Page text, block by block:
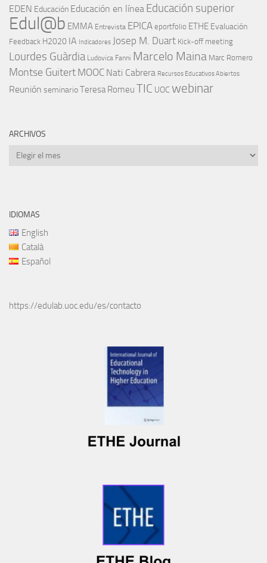
EDEN Educación Educación en línea Educación superior
Edul@b EMMA Entrevista EPICA eportfolio ETHE Evaluación
Feedback H2020 IA Indicadores Josep M. Duart Kick-off meeting
Lourdes Guàrdia Ludovica Fanni Marcelo Maina Marc Romero
Montse Guitert MOOC Nati Cabrera Recursos Educativos Abiertos
Reunión seminarioTeresa Romeu TIC UOC webinar
ARCHIVOS
Archivos
IDIOMAS
English
Català
Español
https://edulab.uoc.edu/es/contacto